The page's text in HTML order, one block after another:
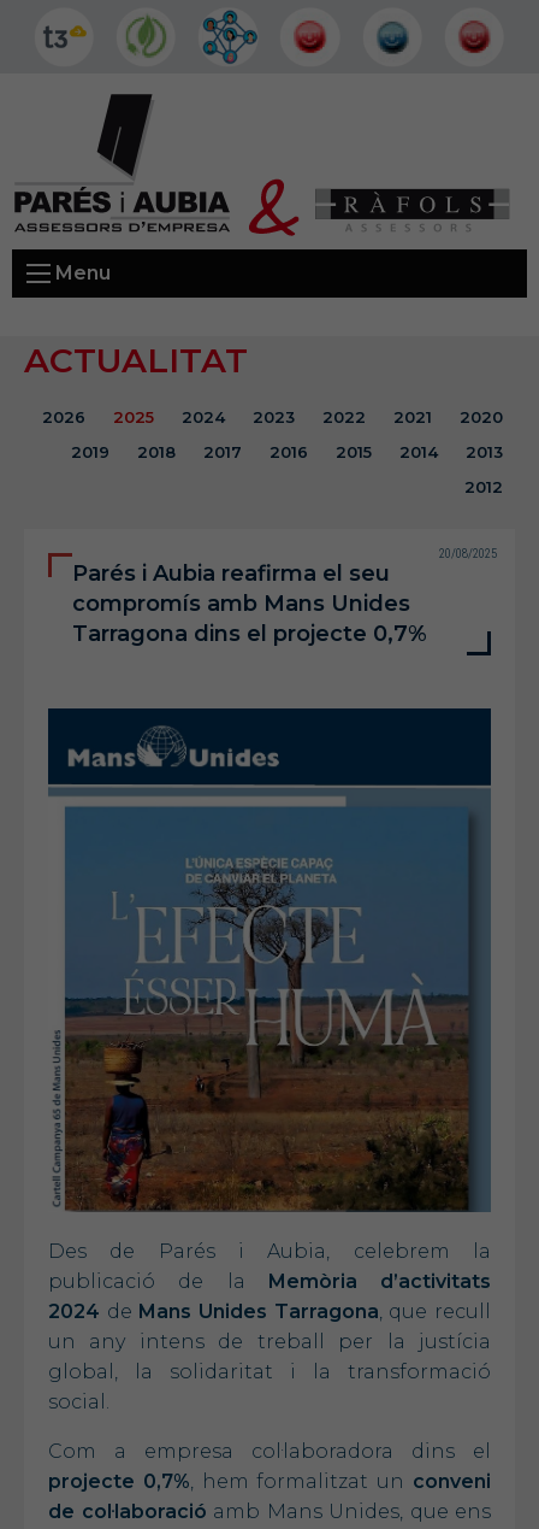
Menu
ACTUALITAT
2026 2025 2024 2023 2022 2021
2020
2019
2018 2017 2016 2015 2014
2013
2012
Parés i Aubia reafirma el seu
compromís amb Mans Unides
Tarragona dins el projecte 0,7%
20/08/2025
Des de Parés i Aubia, celebrem la
publicació de la
Memòria d’activitats
2024 de Mans Unides Tarragona, que recull
un any intens de treball per la justícia
global, la solidaritat i la transformació
social.
Com a empresa col·laboradora dins el
projecte 0,7%, hem formalitzat un conveni
de col·laboració amb Mans Unides, que ens